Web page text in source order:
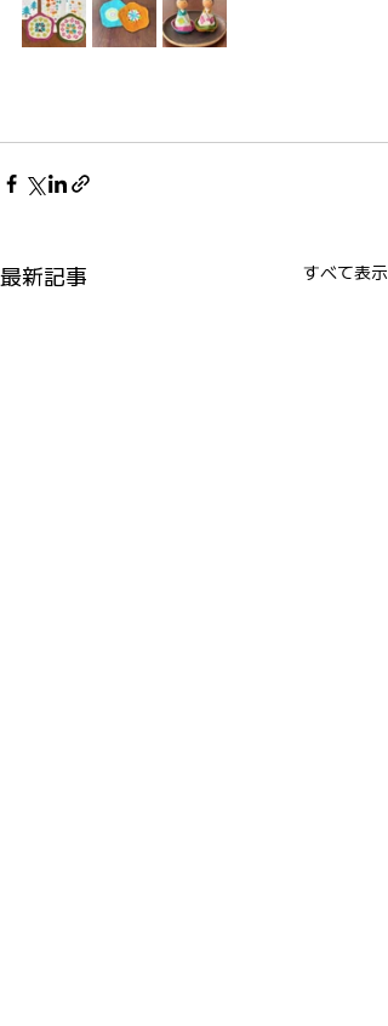
最新記事 すべて表示